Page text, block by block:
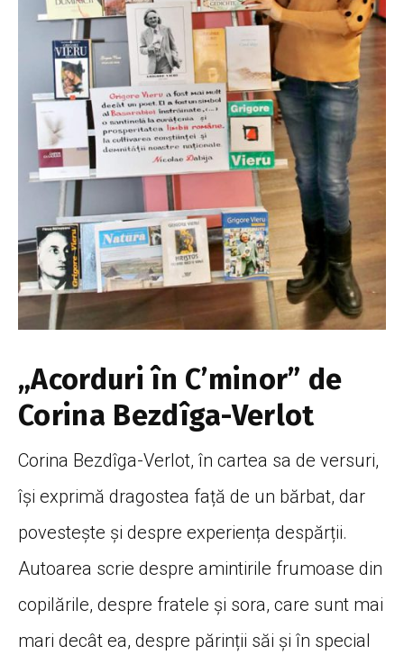
„Acorduri în C’minor” de
Corina Bezdîga-Verlot
Corina Bezdîga-Verlot, în cartea sa de versuri,
îşi exprimă dragostea față de un bărbat, dar
povestește și despre experiența despărții.
Autoarea scrie despre amintirile frumoase din
copilările, despre fratele şi sora, care sunt mai
mari decât ea, despre părinții săi și în special